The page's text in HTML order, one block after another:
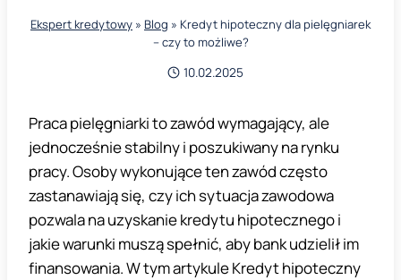
Ekspert kredytowy » Blog » Kredyt hipoteczny dla pielęgniarek
– czy to możliwe?
10.02.2025
Praca pielęgniarki to zawód wymagający, ale
jednocześnie stabilny i poszukiwany na rynku
pracy. Osoby wykonujące ten zawód często
zastanawiają się, czy ich sytuacja zawodowa
pozwala na uzyskanie kredytu hipotecznego i
jakie warunki muszą spełnić, aby bank udzielił im
finansowania. W tym artykule Kredyt hipoteczny